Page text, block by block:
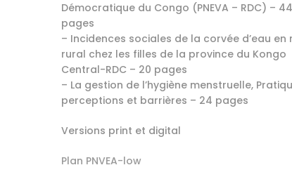
Démocratique du Congo (PNEVA – RDC) – 44
pages
– Incidences sociales de la corvée d’eau en
rural chez les filles de la province du Kongo
Central-RDC – 20 pages
– La gestion de l’hygiène menstruelle,
perceptions et barrières – 24 pages
Versions print et digital
Plan PNVEA-low